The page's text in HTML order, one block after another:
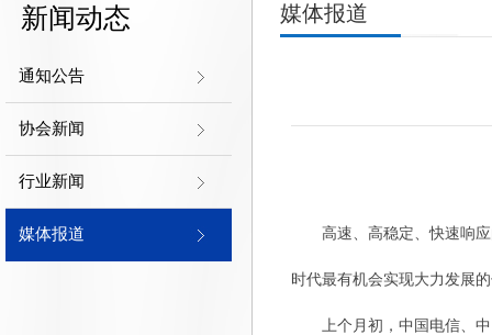
新闻动态
通知公告
协会新闻
行业新闻
媒体报道
媒体报道
高速、高稳定、快速响
时代最有机会实现大力发展
上个月初，中国电信、